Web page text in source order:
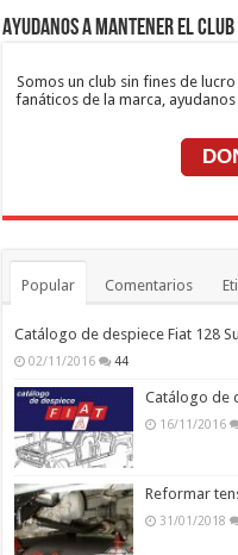
Ayudanos a mantener el club
Somos un club sin fines de
fanáticos de la marca,
Popular Comentarios
Catálogo de despiece Fiat 128
02/11/2016 44
Catálogo de
16/11/2016
Reformar
31/01/2018